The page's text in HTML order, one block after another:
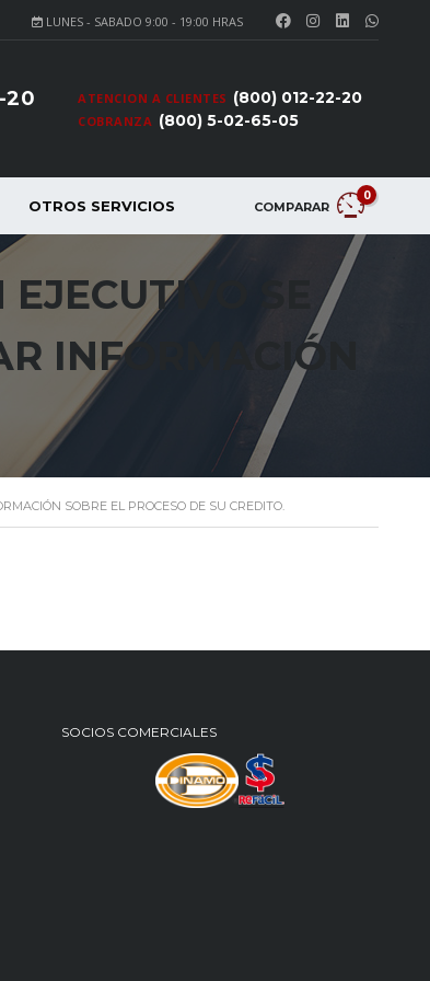
LUNES - SABADO 9:00 - 19:00 HRAS
ATENCION A CLIENTES (800) 012-22-20
COBRANZA (800) 5-02-65-05
20
COMPARAR
0
OTROS SERVICIOS
SE
INFORMACIÓN
SOBRE EL PROCESO DE SU CREDITO.
SOCIOS COMERCIALES